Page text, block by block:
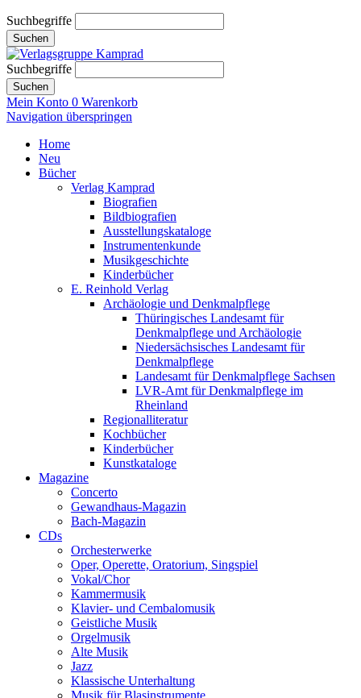
Suchbegriffe
Suchen
Suchbegriffe
Suchen
Mein Konto 0 Warenkorb
Navigation überspringen
Home
Neu
Bücher
Verlag Kamprad
Biografien
Bildbiografien
Ausstellungskataloge
Instrumentenkunde
Musikgeschichte
Kinderbücher
E. Reinhold Verlag
Archäologie und Denkmalpflege
Thüringisches Landesamt für
Denkmalpflege und Archäologie
Niedersächsisches Landesamt für
Denkmalpflege
Landesamt für Denkmalpflege Sachsen
LVR-Amt für Denkmalpflege im
Rheinland
Regionalliteratur
Kochbücher
Kinderbücher
Kunstkataloge
Magazine
Concerto
Gewandhaus-Magazin
Bach-Magazin
CDs
Orchesterwerke
Oper, Operette, Oratorium, Singspiel
Vokal/Chor
Kammermusik
Klavier- und Cembalomusik
Geistliche Musik
Orgelmusik
Alte Musik
Jazz
Klassische Unterhaltung
Musik für Blasinstrumente